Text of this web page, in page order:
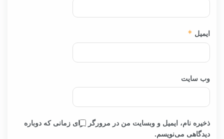
ایمیل *
وب‌ سایت
ذخیره نام، ایمیل و وبسایت من در مرورگر برای زمانی که دوباره
دیدگاهی می‌نویسم.